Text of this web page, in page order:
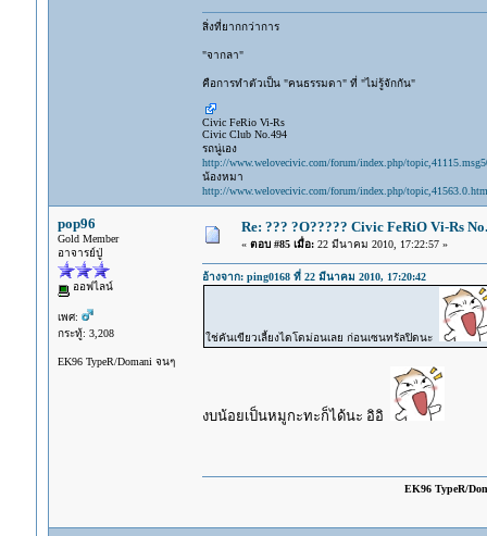
สิ่งที่ยากกว่าการ
"จากลา"
คือการทำตัวเป็น "คนธรรมดา" ที่ "ไม่รู้จักกัน"
Civic FeRio Vi-Rs
Civic Club No.494
รถนู่เอง
http://www.welovecivic.com/forum/index.php/
น้องหมา
http://www.welovecivic.com/forum/index.php/
pop96
Gold Member
อาจารย์ปู่
ออฟไลน์
เพศ:
กระทู้: 3,208
EK96 TypeR/Domani จนๆ
Re: ??? ?O????? Civic FeRiO Vi-Rs
« ตอบ #85 เมื่อ:22 มีนาคม 2010, 17:22:57 »
อ้างจาก: ping0168 ที่ 22 มีนาคม 2010, 17:20:42
ใช่คันเขียวเลี้ยงไดโดม่อนเลย ก่อนเซนทรัลปิดนะ
งบน้อยเป็นหมูกะทะก็ได้นะ อิอิ
EK96 TypeR/